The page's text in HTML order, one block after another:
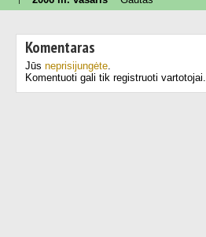
Komentaras
Jūs neprisijungėte.
Komentuoti gali tik registruoti vartotojai.